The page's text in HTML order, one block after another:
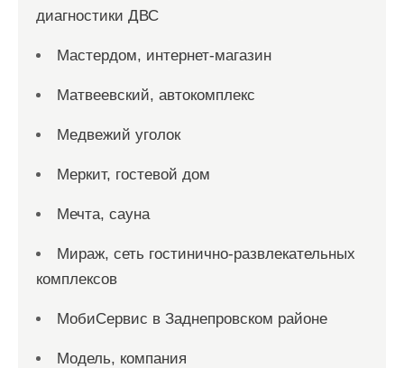
диагностики ДВС
Мастердом, интернет-магазин
Матвеевский, автокомплекс
Медвежий уголок
Меркит, гостевой дом
Мечта, сауна
Мираж, сеть гостинично-развлекательных
комплексов
МобиСервис в Заднепровском районе
Модель, компания